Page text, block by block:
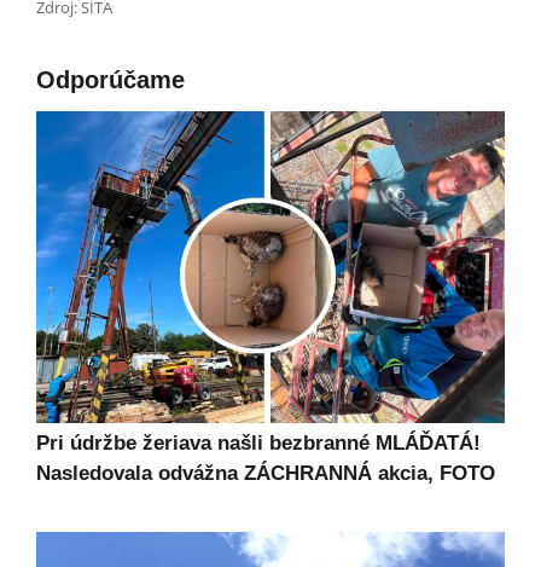
Zdroj: SITA
Odporúčame
Pri údržbe žeriava našli bezbranné MLÁĎATÁ!
Nasledovala odvážna ZÁCHRANNÁ akcia, FOTO